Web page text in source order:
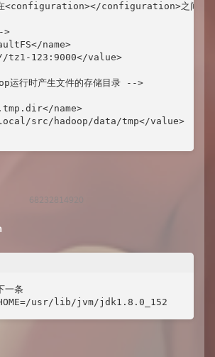
<configuration></configuration>之间
>
name>
tz1-123:9000</value>
行时产生文件的存储目录 -->
name>
src/hadoop/data/tmp</value>
68232814920
一条
usr/lib/jvm/jdk1.8.0_152